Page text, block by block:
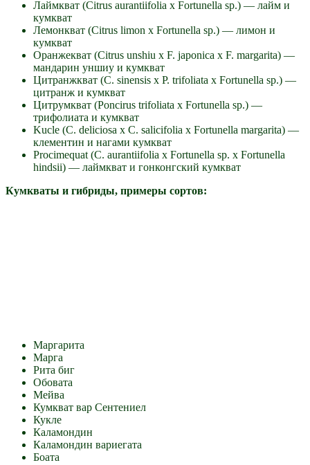
Лаймкват (Citrus aurantiifolia x Fortunella sp.) — лайм и
кумкват
Лемонкват (Citrus limon x Fortunella sp.) — лимон и
кумкват
Оранжекват (Citrus unshiu x F. japonica x F. margarita) —
мандарин уншиу и кумкват
Цитранжкват (C. sinensis x P. trifoliata x Fortunella sp.) —
цитранж и кумкват
Цитрумкват (Poncirus trifoliata x Fortunella sp.) —
трифолиата и кумкват
Kucle (C. deliciosa x C. salicifolia x Fortunella margarita) —
клементин и нагами кумкват
Procimequat (C. aurantiifolia x Fortunella sp. x Fortunella
hindsii) — лаймкват и гонконгский кумкват
Кумкваты и гибриды, примеры сортов:
Маргарита
Марга
Рита биг
Обовата
Мейва
Кумкват вар Сентениел
Кукле
Каламондин
Каламондин вариегата
Боата